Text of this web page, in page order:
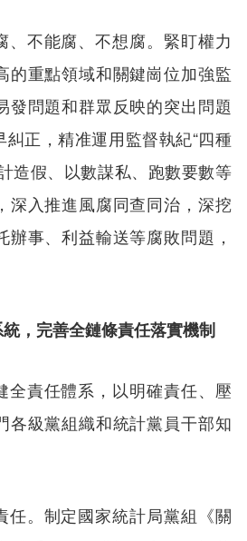
、不能腐、不想腐。緊盯權力
的重點領域和關鍵崗位加強監
發問題和群眾反映的突出問題
正，精准運用監督執紀“四種
造假、以數謀私、跑數要數等
深入推進風腐同查同治，深挖
辦事、利益輸送等腐敗問題，
，完善全鏈條責任落實機制
全責任體系，以明確責任、壓
各級黨組織和統計黨員干部知
任。制定國家統計局黨組《關